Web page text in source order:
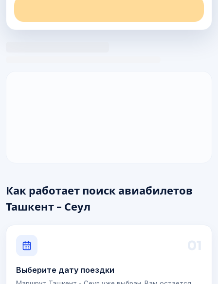
Как работает поиск авиабилетов
Ташкент - Сеул
01
Выберите дату поездки